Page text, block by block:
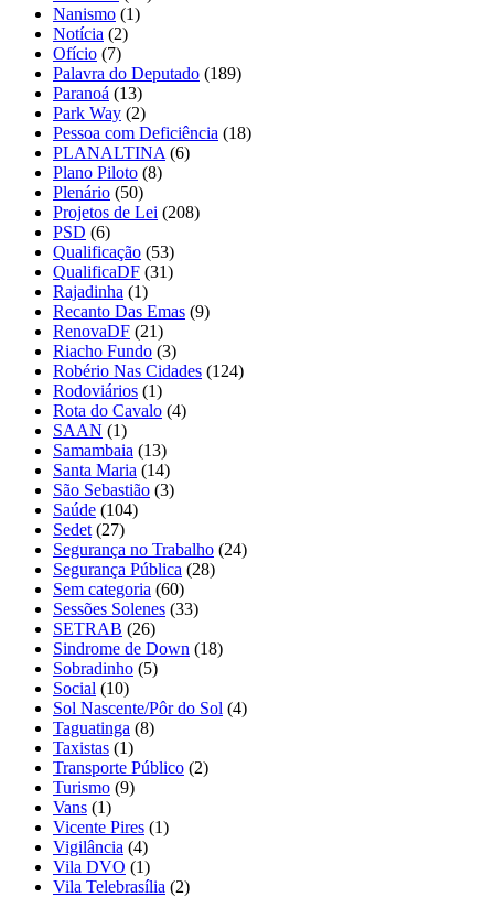
Nanismo (1)
Notícia (2)
Ofício (7)
Palavra do Deputado (189)
Paranoá (13)
Park Way (2)
Pessoa com Deficiência (18)
PLANALTINA (6)
Plano Piloto (8)
Plenário (50)
Projetos de Lei (208)
PSD (6)
Qualificação (53)
QualificaDF (31)
Rajadinha (1)
Recanto Das Emas (9)
RenovaDF (21)
Riacho Fundo (3)
Robério Nas Cidades (124)
Rodoviários (1)
Rota do Cavalo (4)
SAAN (1)
Samambaia (13)
Santa Maria (14)
São Sebastião (3)
Saúde (104)
Sedet (27)
Segurança no Trabalho (24)
Segurança Pública (28)
Sem categoria (60)
Sessões Solenes (33)
SETRAB (26)
Sindrome de Down (18)
Sobradinho (5)
Social (10)
Sol Nascente/Pôr do Sol (4)
Taguatinga (8)
Taxistas (1)
Transporte Público (2)
Turismo (9)
Vans (1)
Vicente Pires (1)
Vigilância (4)
Vila DVO (1)
Vila Telebrasília (2)